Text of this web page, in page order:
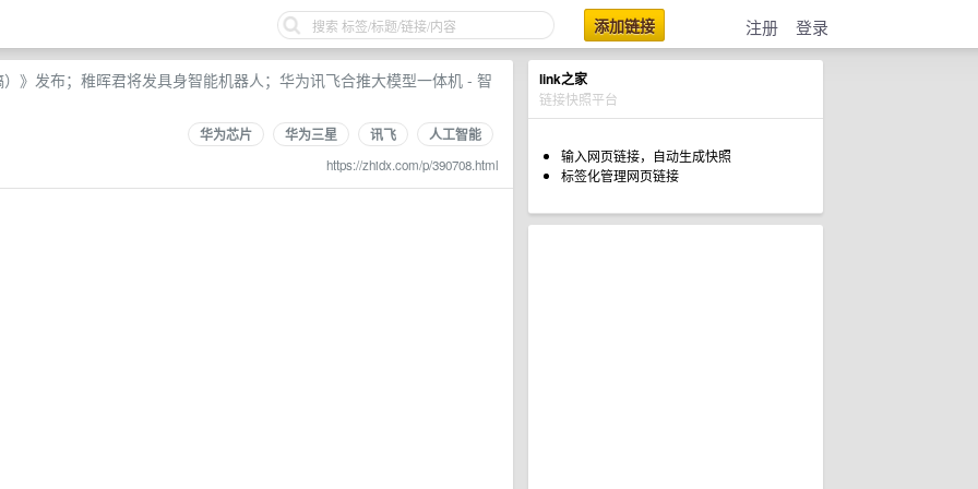
添加链接 注册 登录
link之家
链接快照平台
输入网页链接，自动生成快照
标签化管理网页链接
》发布；稚晖君将发具身智能机器人；华为讯飞合推大模型一体机 - 智
华为芯片 华为三星 讯飞 人工智能
https://zhidx.com/p/390708.html